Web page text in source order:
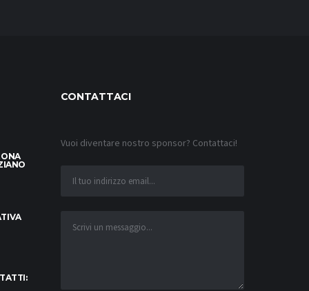
CONTATTACI
Vuoi diventare nostro sponsor? Contattaci!